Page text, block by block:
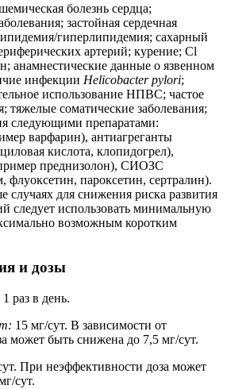
болезнь сердца;
застойная сердечная
гиперлипидемия; сахарный
артерий; курение; Cl
анамнестические данные о язвенном
инфекции Helicobacter pylori;
использование НПВС; частое
тяжелые соматические заболевания;
следующими препаратами:
варфарин), антиагреганты
кислота, клопидогрел),
преднизолон), СИОЗС
флуоксетин, пароксетин, сертралин).
для снижения риска развития
следует использовать минимальную
возможным коротким
и дозы
раз в день.
15 мг/сут. В зависимости от
может быть снижена до 7,5 мг/сут.
При неэффективности доза может
сут.